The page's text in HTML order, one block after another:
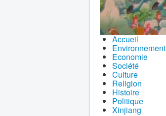
Accueil
Environnement
Economie
Société
Culture
Religion
Histoire
Politique
Xinjiang